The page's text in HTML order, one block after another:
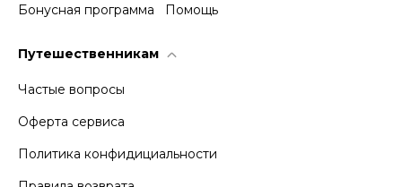
Бонусная программа
Помощь
Путешественникам
Частые вопросы
Оферта сервиса
Политика конфидициальности